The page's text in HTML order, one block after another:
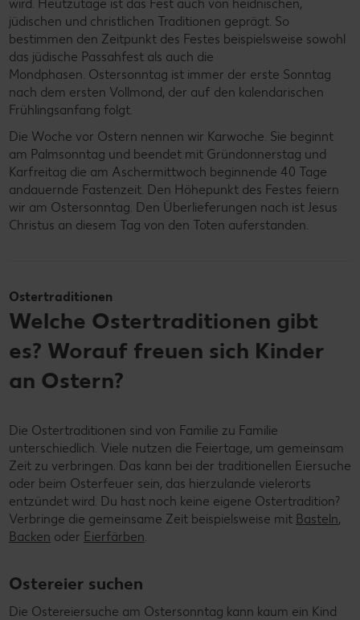
wird. Heutzutage ist das Fest auch von heidnischen,
jüdischen und christlichen Traditionen geprägt. So
bestimmen den Zeitpunkt des Festes beispielsweise sowohl
das jüdische Passahfest als auch die
Mondphasen. Ostersonntag ist immer der erste Sonntag
nach dem ersten Vollmond, der auf den kalendarischen
Frühlingsanfang folgt.
Die Woche vor Ostern nennen wir Karwoche. Sie beginnt
am Palmsonntag und beendet mit Gründonnerstag und
Karfreitag die am Aschermittwoch beginnende 40 Tage
andauernde Fastenzeit. Den Höhepunkt des Festes feiern
wir am Ostersonntag. Den Überlieferungen nach ist Jesus
Christus an diesem Tag von den Toten auferstanden.
Ostertraditionen
Welche Ostertraditionen gibt
es? Worauf freuen sich Kinder
an Ostern?
Die Ostertraditionen sind von Familie zu Familie
unterschiedlich. Viele nutzen die Feiertage, um gemeinsam
Zeit zu verbringen. Das kann bei der traditionellen Eiersuche
oder beim Osterfeuer sein, das hierzulande vielerorts
entzündet wird. Du hast noch keine eigene Ostertradition?
Verbringe die gemeinsame Zeit beispielsweise mit Basteln,
Backen oder Eierfärben
Ostereier suchen
Die Ostereiersuche am Ostersonntag kann kaum ein Kind